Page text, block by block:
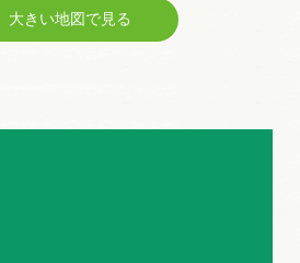
大きい地図で見る